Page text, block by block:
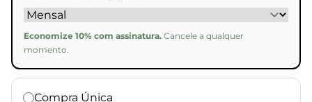
Economize 10% com assinatura. Cancele a qualquer
momento.
Compra Única